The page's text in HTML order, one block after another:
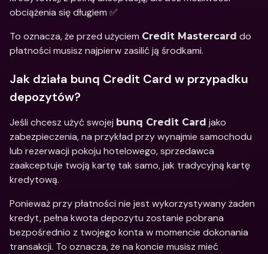
obciążenia się długiem ✅
To oznacza, że przed użyciem Credit Mastercard do
płatności musisz najpierw zasilić ją środkami.
Jak działa bunq Credit Card w przypadku
depozytów?
Jeśli chcesz użyć swojej bunq Credit Card jako
zabezpieczenia, na przykład przy wynajmie samochodu
lub rezerwacji pokoju hotelowego, sprzedawca
zaakceptuje twoją kartę tak samo, jak tradycyjną kartę
kredytową.
Ponieważ przy płatności nie jest wykorzystywany żaden
kredyt, pełna kwota depozytu zostanie pobrana
bezpośrednio z twojego konta w momencie dokonania
transakcji. To oznacza, że na koncie musisz mieć